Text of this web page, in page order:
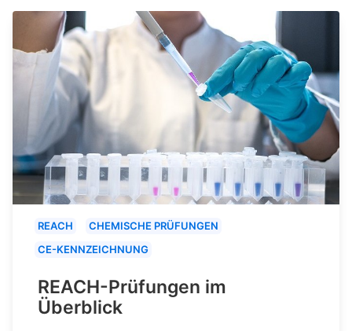
REACH
CHEMISCHE PRÜFUNGEN
CE-KENNZEICHNUNG
REACH-Prüfungen im
Überblick